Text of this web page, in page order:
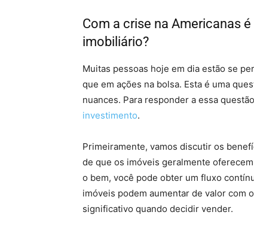
Com a crise na Americanas
imobiliário?
Muitas pessoas hoje em dia estão se per
que em ações na bolsa. Esta é uma
nuances. Para responder a essa questão
investimento.
Primeiramente, vamos discutir os benefí
de que os imóveis geralmente oferecem
o bem, você pode obter um fluxo contín
imóveis podem aumentar de valor com o
significativo quando decidir vender.